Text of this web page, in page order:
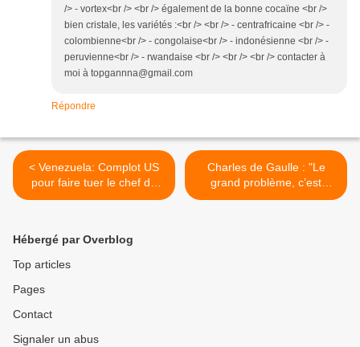
/> - vortex<br /> <br /> également de la bonne cocaïne <br />
bien cristale, les variétés :<br /> <br /> - centrafricaine <br /> -
colombienne<br /> - congolaise<br /> - indonésienne <br /> -
peruvienne<br /> - rwandaise <br /> <br /> <br /> contacter à
moi à topgannna@gmail.com
Répondre
< Venezuela: Complot US
pour faire tuer le chef de
l’opposition (selon Maduro)
Charles de Gaulle : "Le
grand problème, c’est
l’impérialisme américain" >
Hébergé par Overblog
Top articles
Pages
Contact
Signaler un abus